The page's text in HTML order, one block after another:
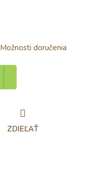
Možnosti doručenia
ZDIEĽAŤ